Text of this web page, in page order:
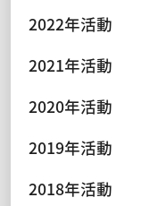
2022年活動
2021年活動
2020年活動
2019年活動
2018年活動